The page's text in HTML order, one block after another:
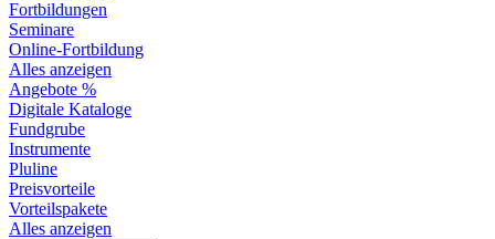
Fortbildungen
Seminare
Online-Fortbildung
Alles anzeigen
Angebote %
Digitale Kataloge
Fundgrube
Instrumente
Pluline
Preisvorteile
Vorteilspakete
Alles anzeigen